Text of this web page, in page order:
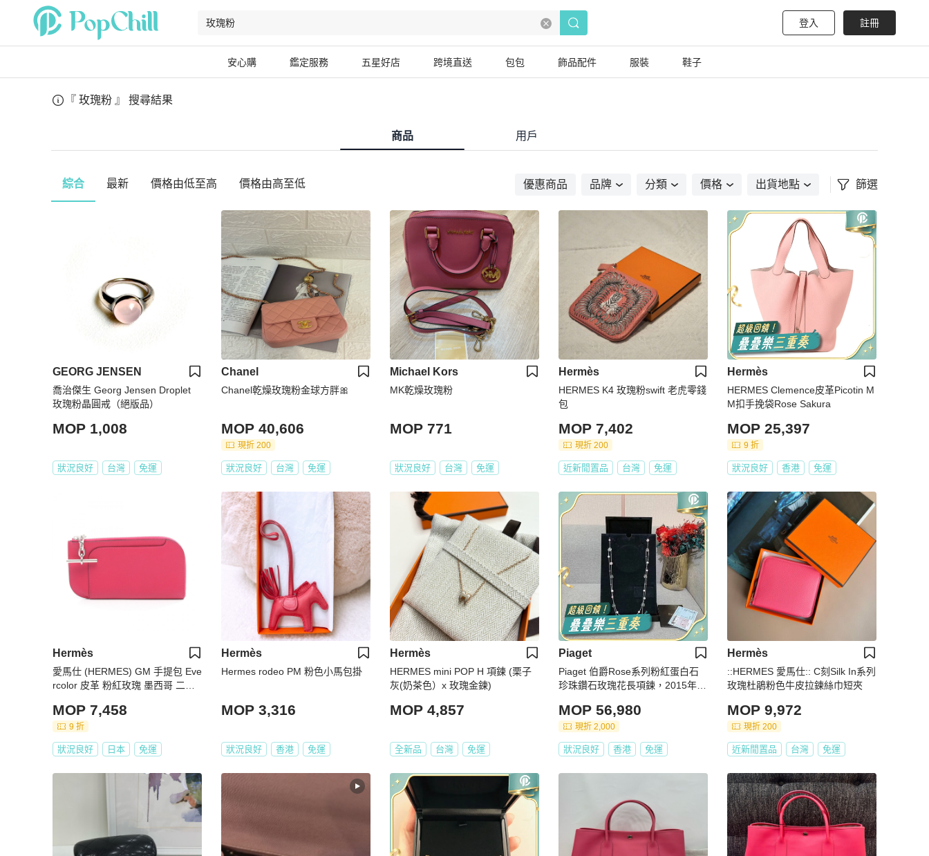
登入 註冊
安心購 鑑定服務 五星好店 跨境直送 包包 飾品配件 服裝 鞋子
『 玫瑰粉 』 搜尋結果
商品 用戶
綜合 最新 價格由低至高 價格由高至低 優惠商品 品牌 分類 價格 出貨地點 篩選
GEORG JENSEN
喬治傑生 Georg Jensen Droplet
玫瑰粉晶圓戒（絕版品）
MOP 1,008
狀況良好 台灣 免運
Chanel
Chanel乾燥玫瑰粉金球方胖🎀
MOP 40,606
現折 200
狀況良好 台灣 免運
Michael Kors
MK乾燥玫瑰粉
MOP 771
狀況良好 台灣 免運
Hermès
HERMES K4 玫瑰粉swift 老虎零錢
包
MOP 7,402
現折 200
近新閒置品 台灣 免運
Hermès
HERMES Clemence皮革Picotin M
M扣手挽袋Rose Sakura
MOP 25,397
9 折
狀況良好 香港 免運
Hermès
愛馬仕 (HERMES) GM 手提包 Eve
rcolor 皮革 粉紅玫瑰 墨西哥 二手
MOP 7,458
9 折
狀況良好 日本 免運
Hermès
Hermes rodeo PM 粉色小馬包掛
MOP 3,316
狀況良好 香港 免運
Hermès
HERMES mini POP H 項鍊 (栗子
灰(奶茶色）x 玫瑰金鍊)
MOP 4,857
全新品 台灣 免運
Piaget
Piaget 伯爵Rose系列粉紅蛋白石
珍珠鑽石玫瑰花長項鍊，2015年購
MOP 56,980
現折 2,000
狀況良好 香港 免運
Hermès
::HERMES 愛馬仕:: C刻Silk In系列
玫瑰杜鵑粉色牛皮拉鍊絲巾短夾
MOP 9,972
現折 200
近新閒置品 台灣 免運